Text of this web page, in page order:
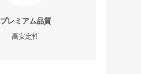
プレミアム品質
高安定性